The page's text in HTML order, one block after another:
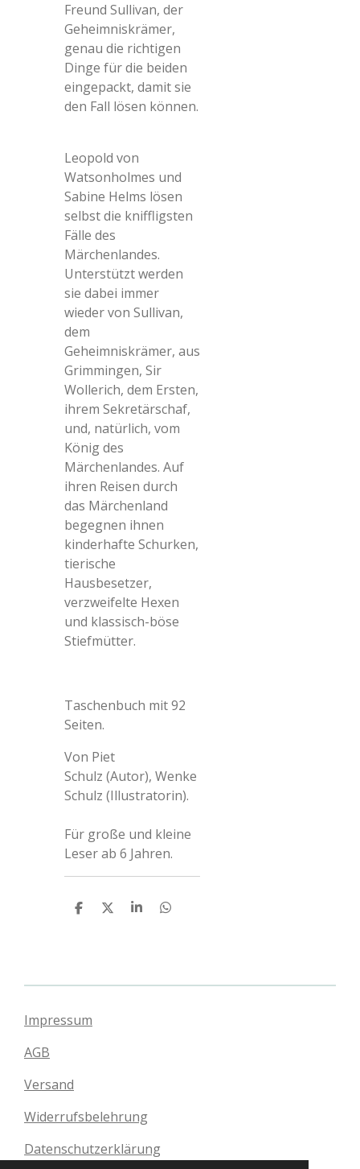
Freund Sullivan, der
Geheimniskrämer,
genau die richtigen
Dinge für die beiden
eingepackt, damit sie
den Fall lösen können.
Leopold von
Watsonholmes und
Sabine Helms lösen
selbst die kniffligsten
Fälle des
Märchenlandes.
Unterstützt werden
sie dabei immer
wieder von Sullivan,
dem
Geheimniskrämer, aus
Grimmingen, Sir
Wollerich, dem Ersten,
ihrem Sekretärschaf,
und, natürlich, vom
König des
Märchenlandes. Auf
ihren Reisen durch
das Märchenland
begegnen ihnen
kinderhafte Schurken,
tierische
Hausbesetzer,
verzweifelte Hexen
und klassisch-böse
Stiefmütter.
Taschenbuch mit 92
Seiten.
Von Piet
Schulz (Autor), Wenke
Schulz (Illustratorin).
Für große und kleine
Leser ab 6 Jahren.
T
T
T
T
Impressum
AGB
Versand
Widerrufsbelehrung
Datenschutzerklärung